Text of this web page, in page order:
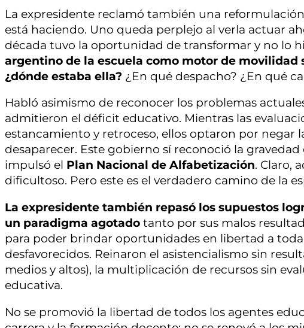
La expresidente reclamó también una
está haciendo. Uno queda perplejo al verla actuar
década tuvo la oportunidad de transformar y no lo
argentino de la escuela como motor de movilidad
¿dónde estaba ella? ¿En qué despacho? ¿En qué
Habló asimismo de reconocer los problemas
admitieron el déficit educativo. Mientras las
estancamiento y retroceso, ellos optaron por negar
desaparecer. Este gobierno sí reconoció la
impulsó el Plan Nacional de Alfabetización. Claro,
dificultoso. Pero este es el verdadero camino de la
La expresidente también repasó los supuestos
un paradigma agotado tanto por sus malos
para poder brindar oportunidades en libertad a toda
desfavorecidos. Reinaron el asistencialismo sin
medios y altos), la multiplicación de recursos sin
educativa.
No se promovió la libertad de todos los agentes